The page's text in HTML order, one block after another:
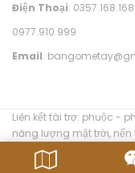
Điện Thoại:
0977.910.999
Email:
Liên kết tài trợ: phuộc -
năng lượng mặt trời, nến